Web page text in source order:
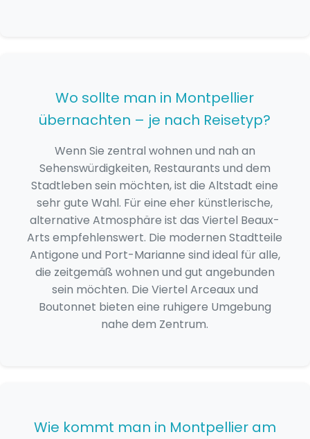
Wo sollte man in Montpellier
übernachten – je nach Reisetyp?
Wenn Sie zentral wohnen und nah an
Sehenswürdigkeiten, Restaurants und dem
Stadtleben sein möchten, ist die Altstadt eine
sehr gute Wahl. Für eine eher künstlerische,
alternative Atmosphäre ist das Viertel Beaux-
Arts empfehlenswert. Die modernen Stadtteile
Antigone und Port-Marianne sind ideal für alle,
die zeitgemäß wohnen und gut angebunden
sein möchten. Die Viertel Arceaux und
Boutonnet bieten eine ruhigere Umgebung
nahe dem Zentrum.
Wie kommt man in Montpellier am